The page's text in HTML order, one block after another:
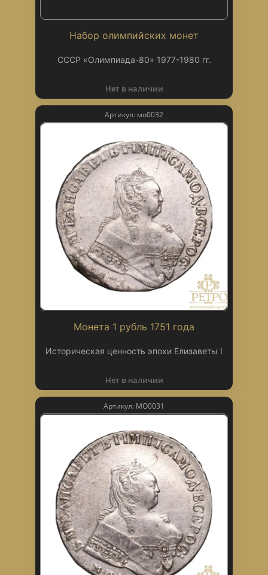
Набор олимпийских монет
СССР «Олимпиада-80» 1977-1980 гг.
Нет в наличии
Артикул: мо0032
Монета 1 рубль 1751 года
Историческая ценность эпохи Елизаветы I
Нет в наличии
Артикул: МО0031